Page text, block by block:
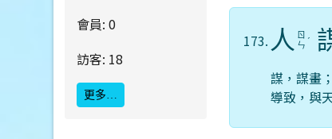
173. 人 ㄖ
ㄣ ˊ
謀，謀畫
導致，與
會員: 0
訪客: 18
更多…